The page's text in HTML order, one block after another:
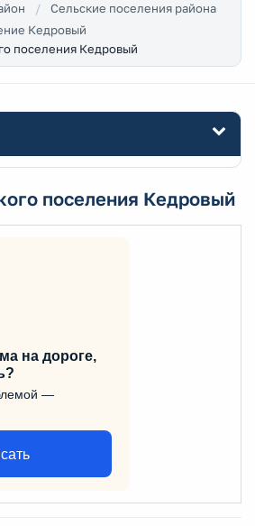
Сельские поселения района
Кедровый
поселения Кедровый
поселения Кедровый
на дороге,
—